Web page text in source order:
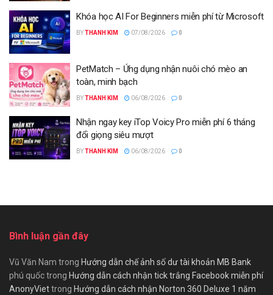
Khóa học AI For Beginners miễn phí từ Microsoft
BYTHANH KIM 07/08/2026 0
PetMatch – Ứng dụng nhận nuôi chó mèo an
toàn, minh bạch
BYTHANH KIM 06/08/2026 0
Nhận ngay key iTop Voicy Pro miễn phí 6 tháng
đổi giọng siêu mượt
BYTHANH KIM 06/08/2026 0
Bình luận gần đây
Vũ Văn Nam trong Hướng dẫn chế ảnh số dư tài khoản MB Bank
phú quốctrong Hướng dẫn cách nhận tick trắng Facebook miễn phí
AnonyViettrong Hướng dẫn cách nhận Norton 360 Deluxe 1 năm